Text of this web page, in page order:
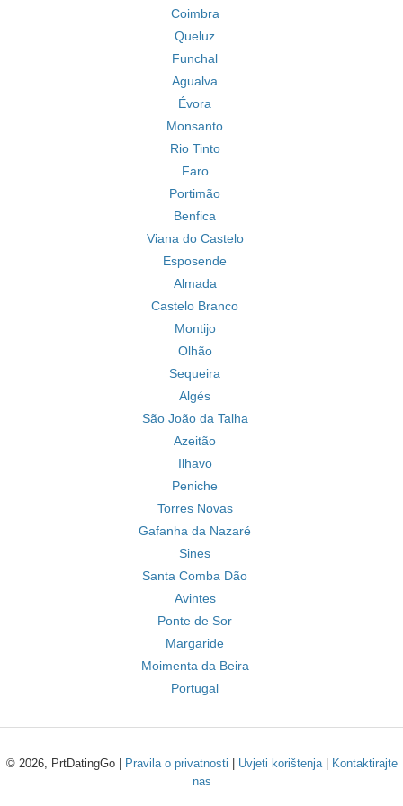
Coimbra
Queluz
Funchal
Agualva
Évora
Monsanto
Rio Tinto
Faro
Portimão
Benfica
Viana do Castelo
Esposende
Almada
Castelo Branco
Montijo
Olhão
Sequeira
Algés
São João da Talha
Azeitão
Ilhavo
Peniche
Torres Novas
Gafanha da Nazaré
Sines
Santa Comba Dão
Avintes
Ponte de Sor
Margaride
Moimenta da Beira
Portugal
© 2026, PrtDatingGo | Pravila o privatnosti Uvjeti korištenja|
Kontaktirajte
nas